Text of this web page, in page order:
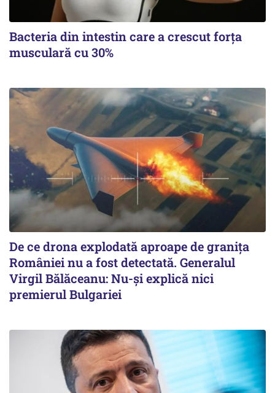
Bacteria din intestin care a crescut forța
musculară cu 30%
De ce drona explodată aproape de granița
României nu a fost detectată. Generalul
Virgil Bălăceanu: Nu-și explică nici
premierul Bulgariei